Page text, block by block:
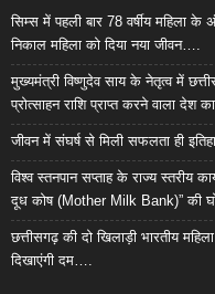
सिम्स में पहली बार 78 वर्षीय
निकाल महिला को दिया नया जीवन….
मुख्यमंत्री विष्णुदेव साय के नेतृत्व में
प्रोत्साहन राशि प्राप्त करने वाला देश
जीवन में संघर्ष से मिली सफलता ही
विश्व स्तनपान सप्ताह के राज्य
दूध कोष (Mother Milk Bank)” की
छत्तीसगढ़ की दो खिलाड़ी भारतीय
दिखाएंगी दम….